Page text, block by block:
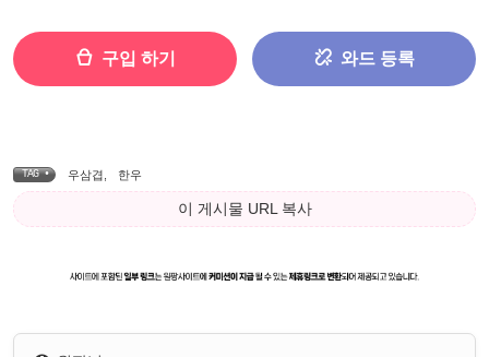
구입 하기 와드 등록
TAG • 우삼겹 한우
이 게시물 URL 복사